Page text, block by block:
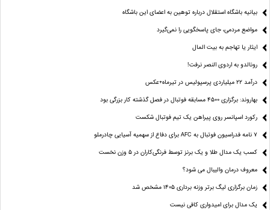
بیانیه باشگاه استقلال درباره توهین به اعضای این باشگاه
مواضع مردمی، جای پاسخگویی را نمی‌گیرد
ایثار یا تهاجم به بیت المال
رونالدو به اردوی النصر نرفت!
درآمد ۲۲ میلیاردی پرسپولیس در تیرماه+عکس
بهاروند: برگزاری ۴۵۰۰ مسابقه فوتبال در فصل گذشته کار بزرگی بود
رکورد اسپانسر روی پیراهن یک تیم فوتبال شکست
۷ نامه فدراسیون فوتبال به AFC برای دفاع از سهمیه آسیایی چادرملو
کسب یک مدال طلا و یک برنز توسط فرنگی‌کاران در ۵ وزن نخست
معروف درمان والیبال می شود؟
زمان برگزاری لیگ برتر وزنه برداری ۱۴۰۵ مشخص شد
یک مدال برای امیدواری کافی نیست